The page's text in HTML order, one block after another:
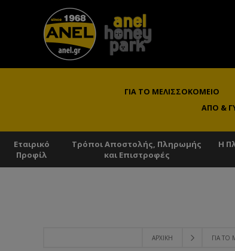
ΓΙΑ ΤΟ ΜΕΛΙΣΣΟΚΟΜΕΊΟ
ΑΠΌ &
Εταιρικό
Προφίλ
Τρόποι Αποστολής, Πληρωμής
και Επιστροφές
Η
ΑΡΧΙΚΉ ΓΙΑ ΤΟ